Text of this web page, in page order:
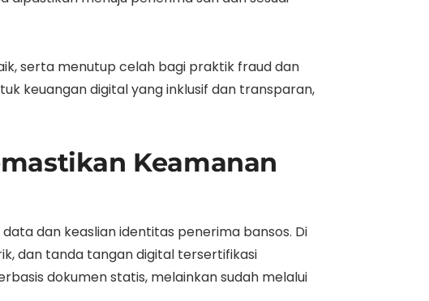
serta menutup celah bagi praktik fraud dan
keuangan digital yang inklusif dan transparan,
Keamanan
dan keaslian identitas penerima bansos. Di
dan tanda tangan digital tersertifikasi
dokumen statis, melainkan sudah melalui